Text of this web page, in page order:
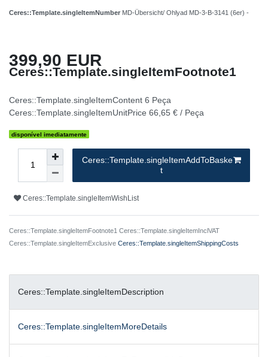
Ceres::Template.singleItemNumber MD-Übersicht/ Ohlyad MD-3-B-3141 (6er) -
399,90 EUR
Ceres::Template.singleItemFootnote1
Ceres::Template.singleItemContent 6 Peça
Ceres::Template.singleItemUnitPrice 66,65 € / Peça
disponível imediatamente
Ceres::Template.singleItemAddToBaske
t
Ceres::Template.singleItemWishList
Ceres::Template.singleItemFootnote1 Ceres::Template.singleItemInclVAT
Ceres::Template.singleItemExclusive Ceres::Template.singleItemShippingCosts
Ceres::Template.singleItemDescription
Ceres::Template.singleItemMoreDetails